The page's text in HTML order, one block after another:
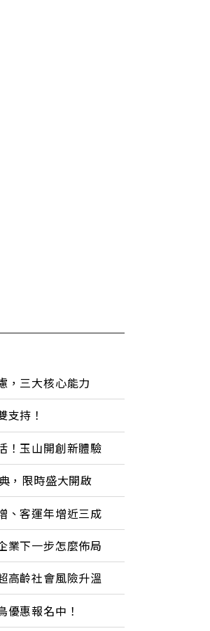
，三大核心能力
支持！
！玉山開創新體驗
，限時盛大開啟
、客運年增近三成
業下一步怎麼佈局
高齡社會風險升溫
優惠報名中！